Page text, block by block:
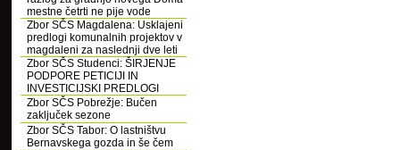
mestne četrti ne pije vode
Zbor SČS Magdalena: Usklajeni
predlogi komunalnih projektov v
magdaleni za naslednji dve leti
Zbor SČS Studenci: ŠIRJENJE
PODPORE PETICIJI IN
INVESTICIJSKI PREDLOGI
Zbor SČS Pobrežje: Bučen
zaključek sezone
Zbor SČS Tabor: O lastništvu
Bernavskega gozda in še čem